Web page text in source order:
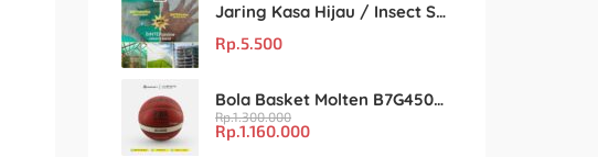
Jaring Kasa Hijau / Insect Screen Net – Kualitas Terjamin & Harga Eceran Terjangkau
Rp.5.500
Bola Basket Molten B7G4500 Size 7 – Resmi FIBA & IBL
Rp.1.300.000
Rp.1.160.000